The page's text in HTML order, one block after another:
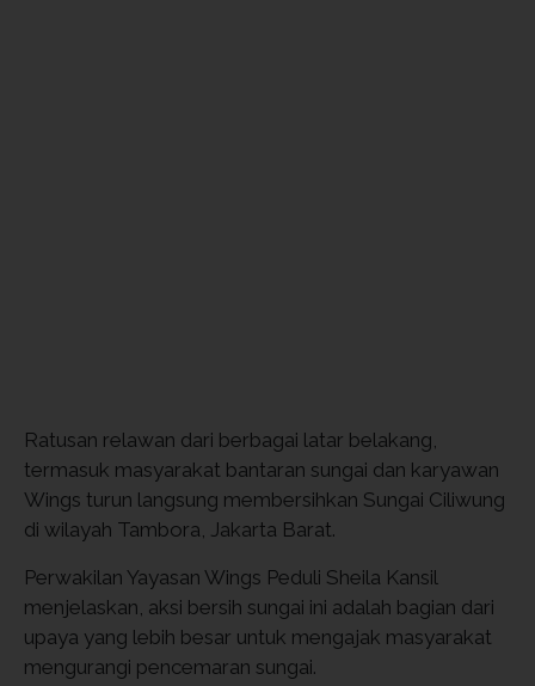
Ratusan relawan dari berbagai latar belakang,
termasuk masyarakat bantaran sungai dan karyawan
Wings turun langsung membersihkan Sungai Ciliwung
di wilayah Tambora, Jakarta Barat.
Perwakilan Yayasan Wings Peduli Sheila Kansil
menjelaskan, aksi bersih sungai ini adalah bagian dari
upaya yang lebih besar untuk mengajak masyarakat
mengurangi pencemaran sungai.